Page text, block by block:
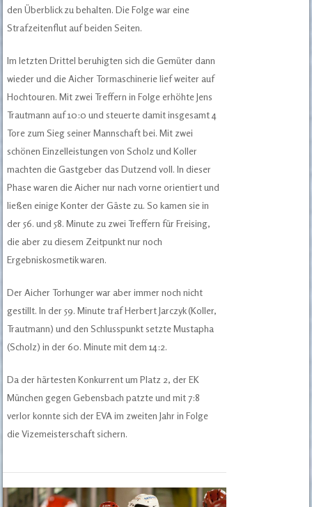
den Überblick zu behalten. Die Folge war eine
Strafzeitenflut auf beiden Seiten.
Im letzten Drittel beruhigten sich die Gemüter dann
wieder und die Aicher Tormaschinerie lief weiter auf
Hochtouren. Mit zwei Treffern in Folge erhöhte Jens
Trautmann auf 10:0 und steuerte damit insgesamt 4
Tore zum Sieg seiner Mannschaft bei. Mit zwei
schönen Einzelleistungen von Scholz und Koller
machten die Gastgeber das Dutzend voll. In dieser
Phase waren die Aicher nur nach vorne orientiert und
ließen einige Konter der Gäste zu. So kamen sie in
der 56. und 58. Minute zu zwei Treffern für Freising,
die aber zu diesem Zeitpunkt nur noch
Ergebniskosmetik waren.
Der Aicher Torhunger war aber immer noch nicht
gestillt. In der 59. Minute traf Herbert Jarczyk (Koller,
Trautmann) und den Schlusspunkt setzte Mustapha
(Scholz) in der 60. Minute mit dem 14:2.
Da der härtesten Konkurrent um Platz 2, der EK
München gegen Gebensbach patzte und mit 7:8
verlor konnte sich der EVA im zweiten Jahr in Folge
die Vizemeisterschaft sichern.